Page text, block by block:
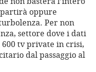
oppure
Per non
settore dove i dati
tv private in crisi,
dal passaggio al